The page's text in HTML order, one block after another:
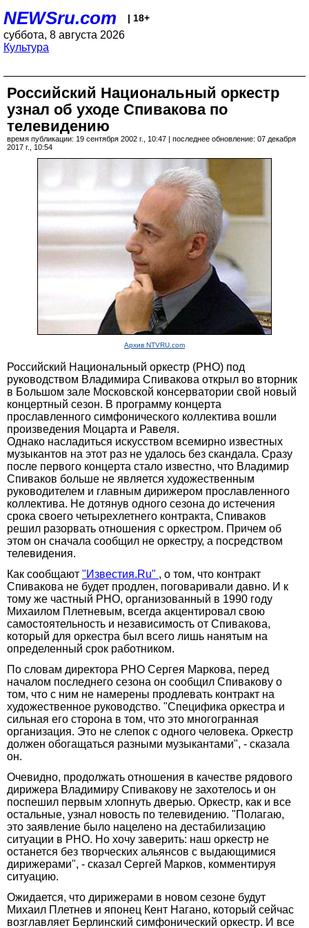
NEWSru.com | 18+
суббота, 8 августа 2026
Культура
Российский Национальный оркестр
узнал об уходе Спивакова по
телевидению
время публикации: 19 сентября 2002 г., 10:47 | последнее обновление: 07 декабря
2017 г., 10:54
Архив NTVRU.com
Российский Национальный оркестр (РНО) под
руководством Владимира Спивакова открыл во вторник
в Большом зале Московской консерватории свой новый
концертный сезон. В программу концерта
прославленного симфонического коллектива вошли
произведения Моцарта и Равеля.
Однако насладиться искусством всемирно известных
музыкантов на этот раз не удалось без скандала. Сразу
после первого концерта стало известно, что Владимир
Спиваков больше не является художественным
руководителем и главным дирижером прославленного
коллектива. Не дотянув одного сезона до истечения
срока своего четырехлетнего контракта, Спиваков
решил разорвать отношения с оркестром. Причем об
этом он сначала сообщил не оркестру, а посредством
телевидения.
Как сообщают "Известия.Ru" , о том, что контракт
Спивакова не будет продлен, поговаривали давно. И к
тому же частный РНО, организованный в 1990 году
Михаилом Плетневым, всегда акцентировал свою
самостоятельность и независимость от Спивакова,
который для оркестра был всего лишь нанятым на
определенный срок работником.
По словам директора РНО Сергея Маркова, перед
началом последнего сезона он сообщил Спивакову о
том, что с ним не намерены продлевать контракт на
художественное руководство. "Специфика оркестра и
сильная его сторона в том, что это многогранная
организация. Это не слепок с одного человека. Оркестр
должен обогащаться разными музыкантами", - сказала
он.
Очевидно, продолжать отношения в качестве рядового
дирижера Владимиру Спивакову не захотелось и он
поспешил первым хлопнуть дверью. Оркестр, как и все
остальные, узнал новость по телевидению. "Полагаю,
это заявление было нацелено на дестабилизацию
ситуации в РНО. Но хочу заверить: наш оркестр не
останется без творческих альянсов с выдающимися
дирижерами", - сказал Сергей Марков, комментируя
ситуацию.
Ожидается, что дирижерами в новом сезоне будут
Михаил Плетнев и японец Кент Нагано, который сейчас
возглавляет Берлинский симфонический оркестр. И все